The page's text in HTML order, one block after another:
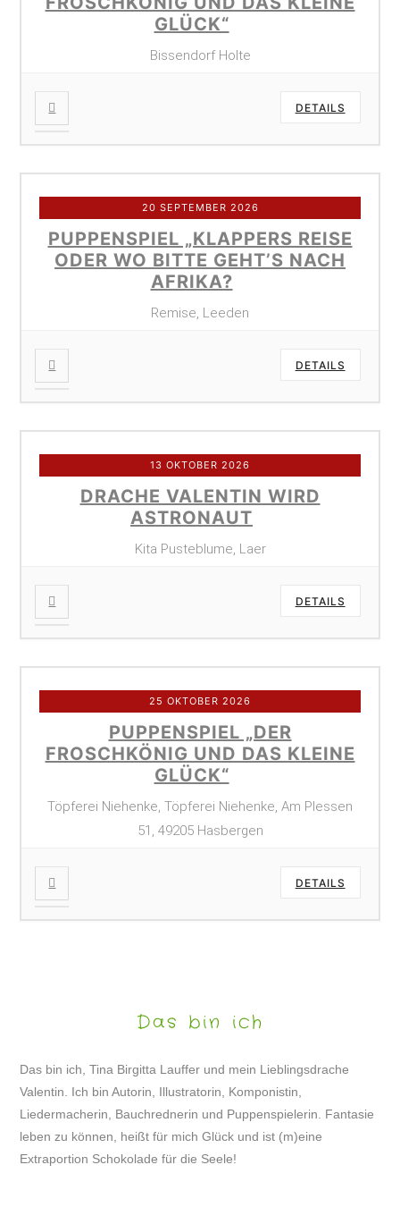
GLÜCK“
Bissendorf Holte
DETAILS
20 SEPTEMBER 2026
PUPPENSPIEL „KLAPPERS REISE
ODER WO BITTE GEHT’S NACH
AFRIKA?
Remise, Leeden
DETAILS
13 OKTOBER 2026
DRACHE VALENTIN WIRD
ASTRONAUT
Kita Pusteblume, Laer
DETAILS
25 OKTOBER 2026
PUPPENSPIEL „DER
FROSCHKÖNIG UND DAS KLEINE
GLÜCK“
Töpferei Niehenke, Töpferei Niehenke, Am Plessen
51, 49205 Hasbergen
DETAILS
Das bin ich
Das bin ich, Tina Birgitta Lauffer und mein Lieblingsdrache
Valentin. Ich bin Autorin, Illustratorin, Komponistin,
Liedermacherin, Bauchrednerin und Puppenspielerin. Fantasie
leben zu können, heißt für mich Glück und ist (m)eine
Extraportion Schokolade für die Seele!